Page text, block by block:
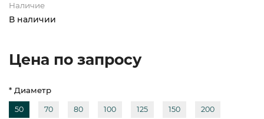
Наличие
В наличии
Цена по запросу
* Диаметр
50 70 80 100 125 150 200